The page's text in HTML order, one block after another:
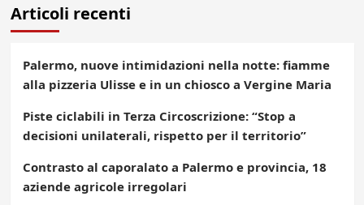
Articoli recenti
Palermo, nuove intimidazioni nella notte: fiamme
alla pizzeria Ulisse e in un chiosco a Vergine Maria
Piste ciclabili in Terza Circoscrizione: “Stop a
decisioni unilaterali, rispetto per il territorio”
Contrasto al caporalato a Palermo e provincia, 18
aziende agricole irregolari